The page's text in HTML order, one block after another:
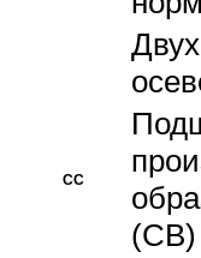
CC
(CB)